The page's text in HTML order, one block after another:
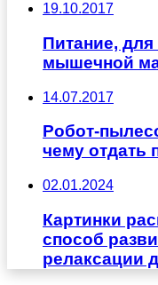
19.10.2017
Питание,
мышечной
14.07.2017
Робот-
чему отдать
02.01.2024
Картинки
способ
релаксации